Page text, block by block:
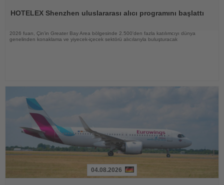
HOTELEX Shenzhen uluslararası alıcı programını başlattı
2026 fuarı, Çin'in Greater Bay Area bölgesinde 2.500'den fazla katılımcıyı dünya
genelinden konaklama ve yiyecek-içecek sektörü alıcılarıyla buluşturacak
04.08.2026